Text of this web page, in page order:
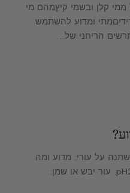
ממי קלן ובשמי קיץמהם מי
ומדוע להשתמש
הריחני של…
על עורי: מדוע ומה
לעשות?1. כימיית עורכם: שאלה של pH2. עור יבש או שמן: